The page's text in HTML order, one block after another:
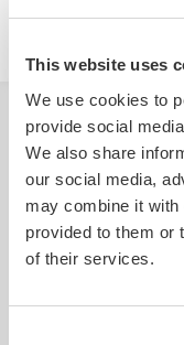
This website uses
We use cookies to
provide social
We also share
our social media,
may combine it with
provided to them or
of their services.
BESKRIVELSE
Formacs Multiwear,
bandana, multifleksibel
utrolig allsidig plagg
som skjerf, halsvarmer,
for fullfarget trykk rundt
kampanjeutsendelser,